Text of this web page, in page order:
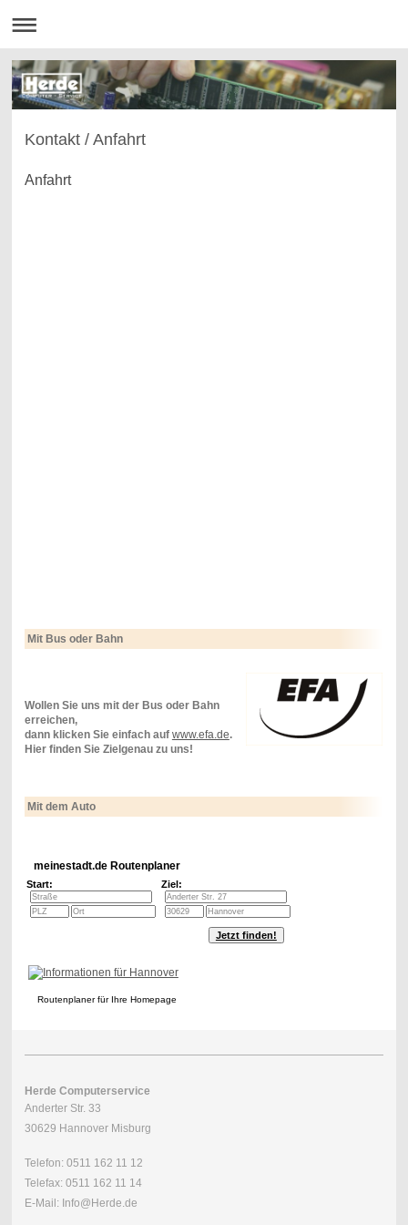
Kontakt / Anfahrt
Anfahrt
Mit Bus oder Bahn
Wollen Sie uns mit der Bus oder Bahn
erreichen,
dann klicken Sie einfach auf www.efa.de.
Hier finden Sie Zielgenau zu uns!
Mit dem Auto
meinestadt.de Routenplaner
Start: Ziel:
Routenplaner für Ihre Homepage
Herde Computerservice
Anderter Str. 33
30629 Hannover Misburg
Telefon: 0511 162 11 12
Telefax: 0511 162 11 14
E-Mail: Info@Herde.de